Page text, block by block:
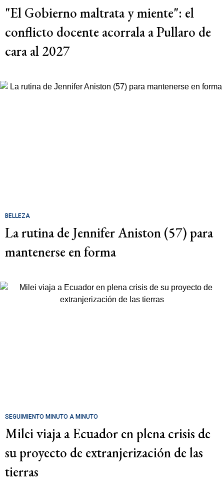
"El Gobierno maltrata y miente": el
conflicto docente acorrala a Pullaro de
cara al 2027
BELLEZA
La rutina de Jennifer Aniston (57) para
mantenerse en forma
SEGUIMIENTO MINUTO A MINUTO
Milei viaja a Ecuador en plena crisis de
su proyecto de extranjerización de las
tierras